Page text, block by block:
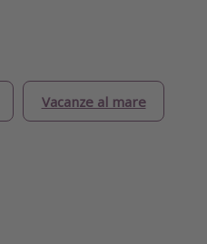
Vacanze al mare